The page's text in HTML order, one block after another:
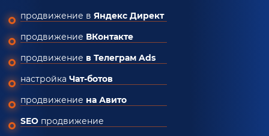
продвижение в Яндекс Директ
продвижение ВКонтакте
продвижение в Телеграм Ads
настройка Чат-ботов
продвижение на Авито
SEO продвижение